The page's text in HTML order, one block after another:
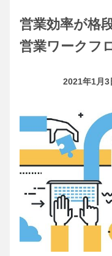
営業効率が格
営業ワークフ
2021年1月3